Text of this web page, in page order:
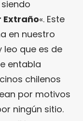
Extraño«. Este
en nuestro
leo que es de
entabla
chilenos
por motivos
ningún sitio.